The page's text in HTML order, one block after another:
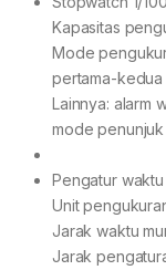
Kapasitas
Mode
pertama-kedua
Lainnya: alarm
mode
Pengatur
Unit
Jarak waktu
Jarak